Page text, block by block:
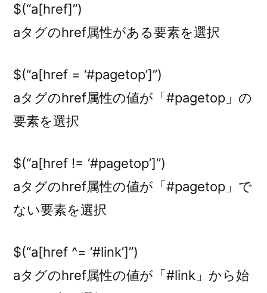
$(“a[href]”)
aタグのhref属性がある要素を選択
$(“a[href = ‘#pagetop’]”)
aタグのhref属性の値が「#pagetop」の
要素を選択
$(“a[href != ‘#pagetop’]”)
aタグのhref属性の値が「#pagetop」で
ない要素を選択
$(“a[href ^= ‘#link’]”)
aタグのhref属性の値が「#link」から始